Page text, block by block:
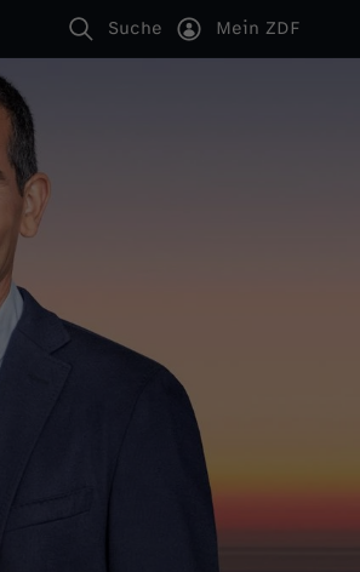
Suche Mein ZDF